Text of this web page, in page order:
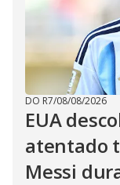
DO R7/08/08/2026
EUA
atentado
Messi